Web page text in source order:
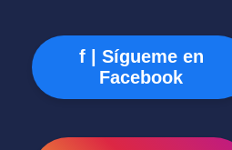
f | Sígueme en
Facebook